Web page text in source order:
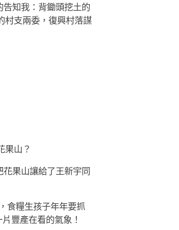
告知我：背鋤頭挖土的
村支兩委，復興村落謀
果山？
果山讓給了王新宇同
食糧生孩子年年要抓
豐產在看的氣象！